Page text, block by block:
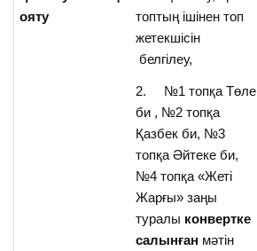
ояту
топтың ішінен топ
жетекшісін
белгілеу,
2. №1 топқа Төле
би , №2 топқа
Қазбек би, №3
топқа Әйтеке би,
№4 топқа «Жеті
Жарғы» заңы
туралы конвертке
салынған мәтін